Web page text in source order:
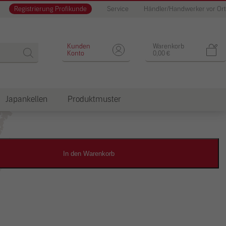
Registrierung Profikunde Service Händler/Handwerker vor Ort
Warenkorb
0,00 €
Kunden
Konto
Japankellen Produktmuster
Designputz
In den Warenkorb